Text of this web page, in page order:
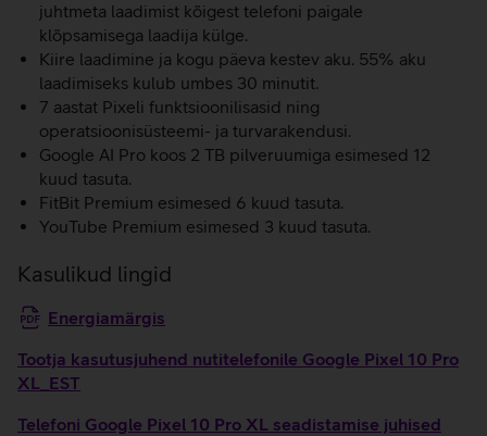
juhtmeta laadimist kõigest telefoni paigale
klõpsamisega laadija külge.
Kiire laadimine ja kogu päeva kestev aku. 55% aku
laadimiseks kulub umbes 30 minutit.
7 aastat Pixeli funktsioonilisasid ning
operatsioonisüsteemi- ja turvarakendusi.
Google AI Pro koos 2 TB pilveruumiga esimesed 12
kuud tasuta.
FitBit Premium esimesed 6 kuud tasuta.
YouTube Premium esimesed 3 kuud tasuta.
Kasulikud lingid
Energiamärgis
Tootja kasutusjuhend nutitelefonile Google Pixel 10 Pro
XL_EST
Telefoni Google Pixel 10 Pro XL seadistamise juhised